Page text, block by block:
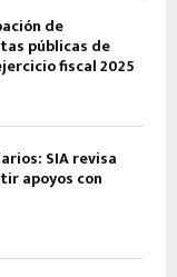
de
públicas de
fiscal 2025
SIA revisa
apoyos con